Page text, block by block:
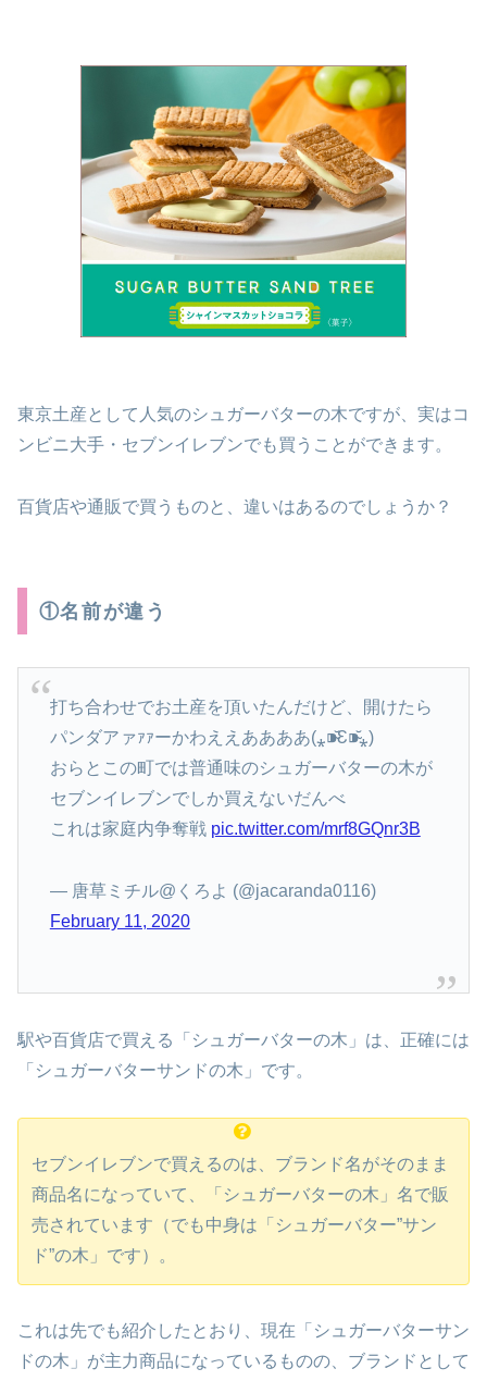
東京土産として人気のシュガーバターの木ですが、実はコ
ンビニ大手・セブンイレブンでも買うことができます。
百貨店や通販で買うものと、違いはあるのでしょうか？
①名前が違う
打ち合わせでお土産を頂いたんだけど、開けたら
パンダアァｧｧーかわええああああ(⁎⁍̴̆Ɛ⁍̴̆⁎)
おらとこの町では普通味のシュガーバターの木が
セブンイレブンでしか買えないだんべ
これは家庭内争奪戦 pic.twitter.com/mrf8GQnr3B
— 唐草ミチル@くろよ (@jacaranda0116)
February 11, 2020
駅や百貨店で買える「シュガーバターの木」は、正確には
「シュガーバターサンドの木」です。
セブンイレブンで買えるのは、ブランド名がそのまま
商品名になっていて、「シュガーバターの木」名で販
売されています（でも中身は「シュガーバター”サン
ド”の木」です）。
これは先でも紹介したとおり、現在「シュガーバターサン
ドの木」が主力商品になっているものの、ブランドとして